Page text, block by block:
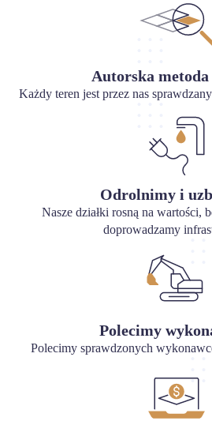
Autorska
Każdy teren jest przez nas
Odrolnimy i
Nasze działki rosną na wartości,
doprowadzamy
Polecimy
Polecimy sprawdzonych